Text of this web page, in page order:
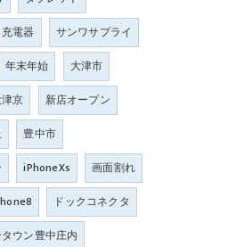
充電器
サンワサプライ
年末年始
大津市
京
新店オープン
豊中市
iPhoneXs
画面割れ
ドックコネクタ
ウン豊中庄内